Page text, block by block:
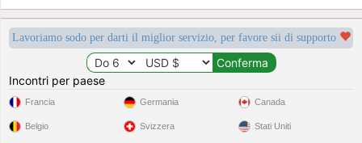
Lavoriamo sodo per darti il miglior servizio, per favore sii di supporto
Incontri per paese
Francia
Belgio
Germania
Svizzera
Canada
Stati Uniti